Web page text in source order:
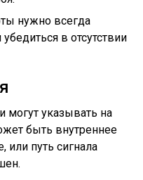
нужно всегда
в отсутствии
могут указывать на
быть внутреннее
или путь сигнала